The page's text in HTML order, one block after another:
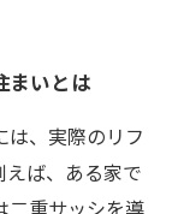
まいとは
は、実際のリフ
えば、ある家で
二重サッシを導